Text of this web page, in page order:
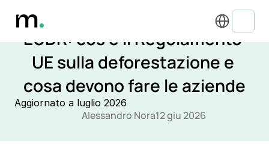
EUDR: cos’è il Regolamento
UE sulla deforestazione e
cosa devono fare le aziende
Aggiornato a luglio 2026
Alessandro Nora12 giu 2026
Select Language